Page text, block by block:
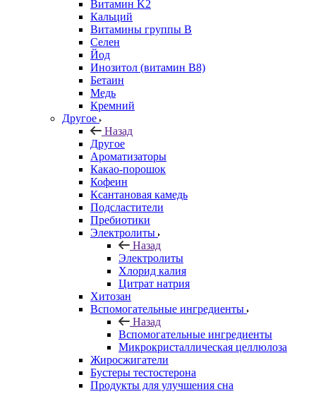
Витамин K2
Кальций
Витамины группы B
Селен
Йод
Инозитол (витамин B8)
Бетаин
Медь
Кремний
Другое
Назад
Другое
Ароматизаторы
Какао-порошок
Кофеин
Ксантановая камедь
Подсластители
Пребиотики
Электролиты
Назад
Электролиты
Хлорид калия
Цитрат натрия
Хитозан
Вспомогательные ингредиенты
Назад
Вспомогательные ингредиенты
Микрокристаллическая целлюлоза
Жиросжигатели
Бустеры тестостерона
Продукты для улучшения сна